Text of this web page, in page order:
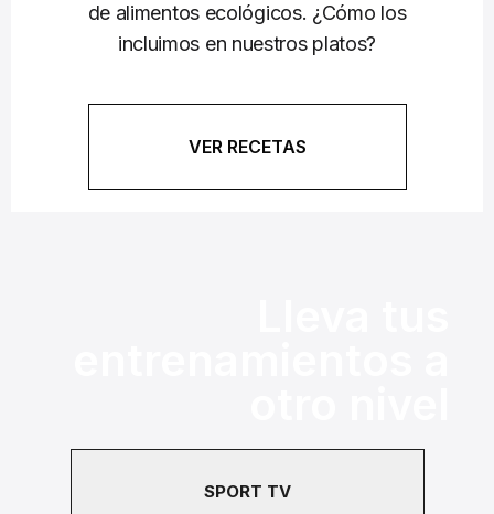
de alimentos ecológicos. ¿Cómo los
incluimos en nuestros platos?
VER RECETAS
SPORT TV